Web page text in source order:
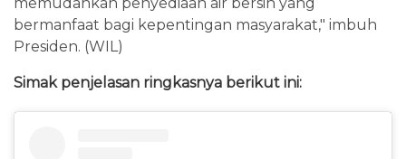
bermanfaat bagi kepentingan masyarakat," imbuh
Presiden. (WIL)
Simak penjelasan ringkasnya berikut ini: